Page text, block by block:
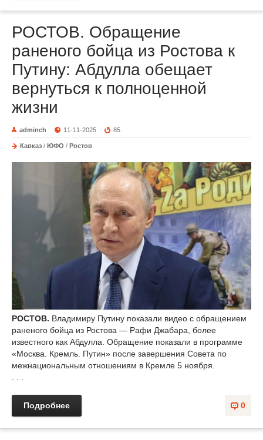
РОСТОВ. Обращение
раненого бойца из Ростова к
Путину: Абдулла обещает
вернуться к полноценной
жизни
adminch 11-11-2025 85
Кавказ / ЮФО / Ростов
РОСТОВ. Владимиру Путину показали видео с обращением
раненого бойца из Ростова — Рафи Джабара, более
известного как Абдулла. Обращение показали в программе
«Москва. Кремль. Путин» после завершения Совета по
межнациональным отношениям в Кремле 5 ноября.
. . .
0
Подробнее